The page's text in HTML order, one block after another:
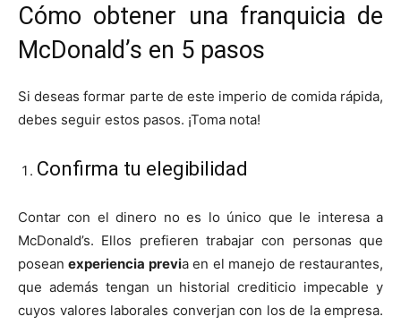
Cómo obtener una franquicia de
McDonald’s en 5 pasos
Si deseas formar parte de este imperio de comida rápida,
debes seguir estos pasos. ¡Toma nota!
Confirma tu elegibilidad
Contar con el dinero no es lo único que le interesa a
McDonald’s. Ellos prefieren trabajar con personas que
poseanexperiencia previa en el manejo de restaurantes,
que además tengan un historial crediticio impecable y
cuyos valores laborales converjan con los de la empresa.